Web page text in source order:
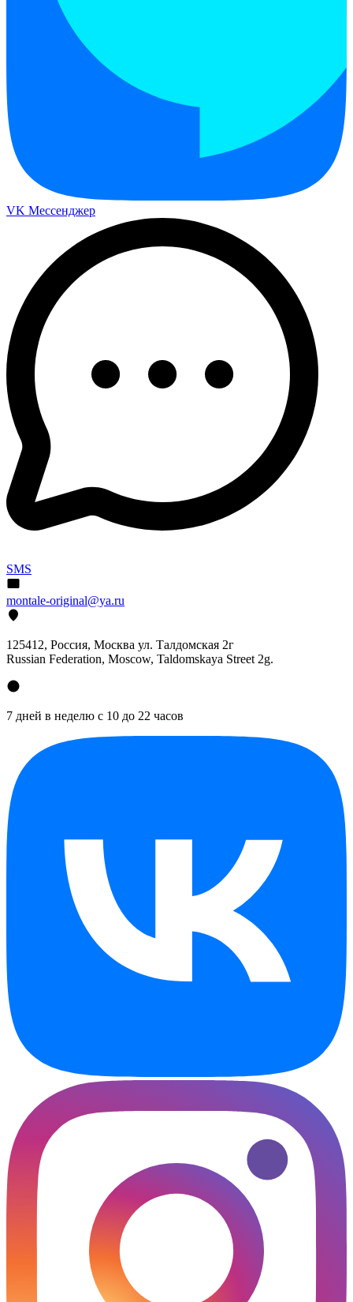
VK Мессенджер
SMS
montale-original@ya.ru
125412, Россия, Москва ул. Талдомская 2г
Russian Federation, Moscow, Taldomskaya Street 2g.
7 дней в неделю с 10 до 22 часов